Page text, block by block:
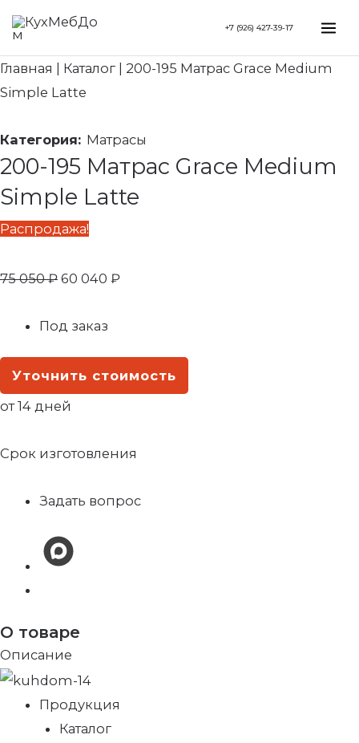
Перейти
содержимому
+7 (926) 427-39-17
Главная Каталог
200-195 Матрас Grace Medium
Simple Latte
Категория: Матрасы
200-195 Матрас Grace Medium
Simple Latte
Распродажа!
75 050₽
Первоначальная
составляла
60 040 ₽
60
Под заказ
Уточнить стоимость
от 14 дней
Срок изготовления
Задать вопрос
О товаре
Описание
Продукция
Каталог
Search...